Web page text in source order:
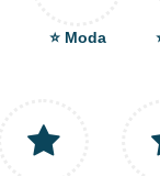
⭐ Moda